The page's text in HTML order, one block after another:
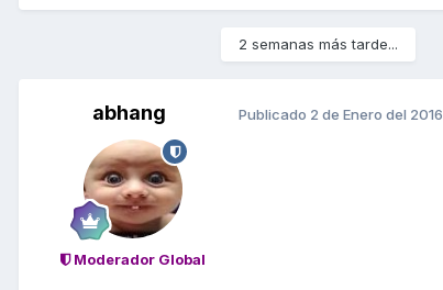
2 semanas más tarde...
abhang
Moderador Global
Publicado 2 de Enero del 2016